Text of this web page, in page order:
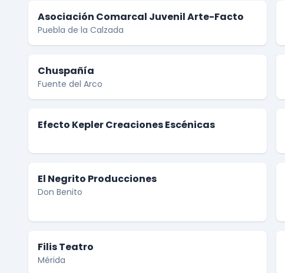
Asociación Comarcal Juvenil Arte-Facto
Puebla de la Calzada
Chuspañía
Fuente del Arco
Efecto Kepler Creaciones Escénicas
El Negrito Producciones
Don Benito
Filis Teatro
Mérida